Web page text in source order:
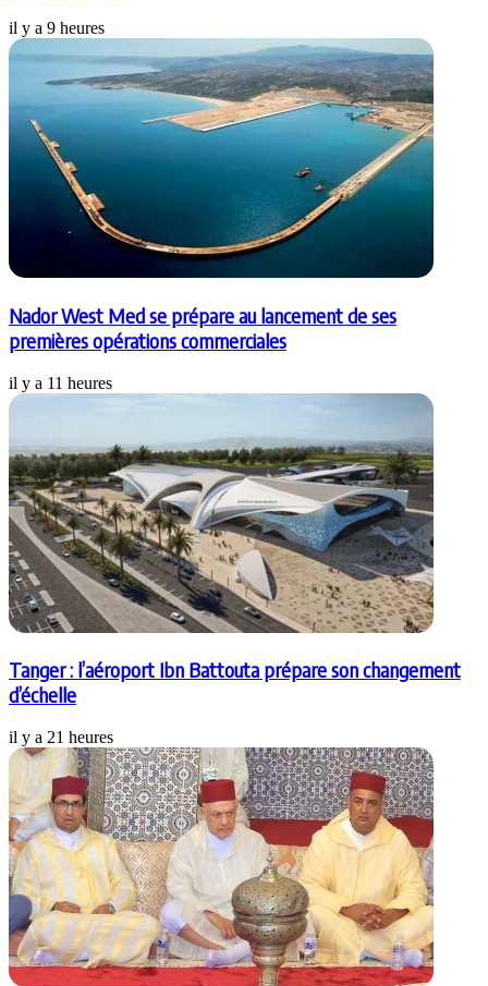
il y a 9 heures
Nador West Med se prépare au lancement de ses
premières opérations commerciales
il y a 11 heures
Tanger : l’aéroport Ibn Battouta prépare son changement
d’échelle
il y a 21 heures